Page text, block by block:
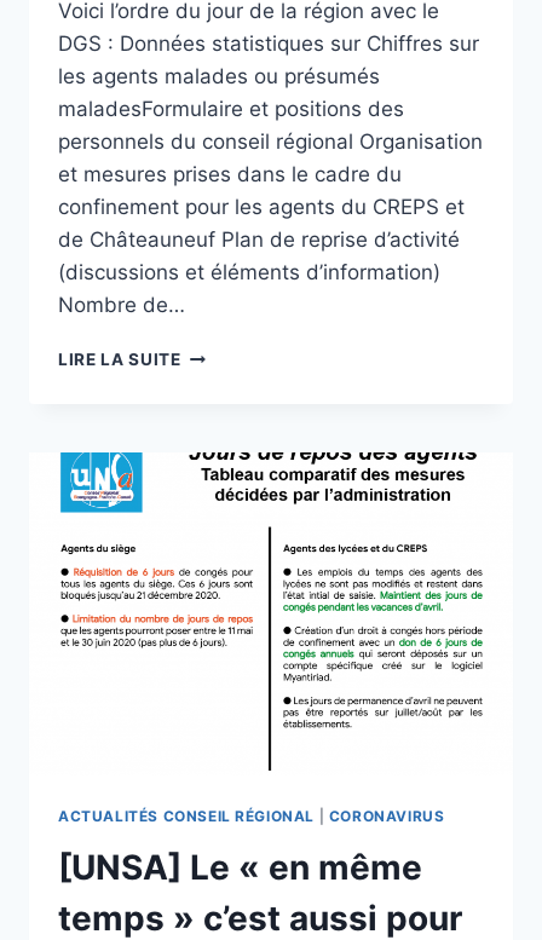
Voici l’ordre du jour de la région avec le
DGS : Données statistiques sur Chiffres sur
les agents malades ou présumés
maladesFormulaire et positions des
personnels du conseil régional Organisation
et mesures prises dans le cadre du
confinement pour les agents du CREPS et
de Châteauneuf Plan de reprise d’activité
(discussions et éléments d’information)
Nombre de…
LIRE LA SUITE[UNSA]
DE
COMMISSION
SOCIAL
23
ACTUALITÉS CONSEIL RÉGIONAL CORONAVIRUS
[UNSA] Le « en même
temps » c’est aussi pour